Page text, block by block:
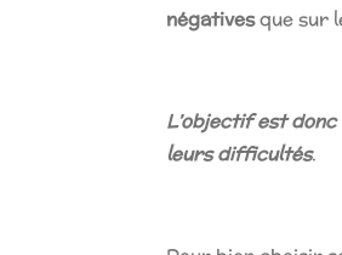
négativesque sur
L’objectif est
leurs difficultés.